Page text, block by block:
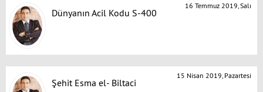
Dünyanın Acil Kodu S-400
16 Temmuz 2019, Salı
Şehit Esma el- Biltaci
15 Nisan 2019, Pazartesi